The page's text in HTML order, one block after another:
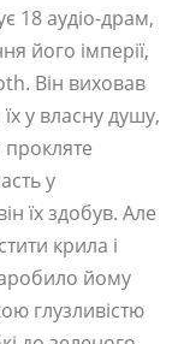
18 аудіо-драм,
його імперії,
Він виховав
у власну душу,
прокляте
у
їх здобув. Але
крила і
йому
глузливістю